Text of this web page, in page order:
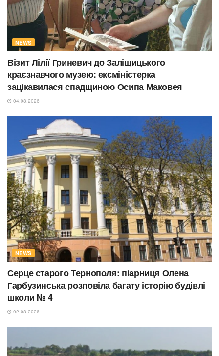
NEWS
Візит Лілії Гриневич до Заліщицького
краєзнавчого музею: ексміністерка
зацікавилася спадщиною Осипа Маковея
04.08.2026
NEWS
Серце старого Тернополя: піарниця Олена
Гарбузинська розповіла багату історію будівлі
школи № 4
02.08.2026